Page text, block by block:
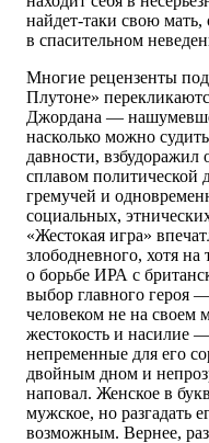
найдет-таки свою мать,
в спасительном
Многие рецензенты
Плутоне»
Джордана —
насколько можно
давности, взбудоражил
сплавом политической
гремучей и
социальных,
«Жестокая игра»
злободневного, хотя
о борьбе ИРА с
выбор главного героя
человеком не на своем
жестокость и насилие
непременные для его
двойным дном и
наповал. Женское в
мужское, но разгадать
возможным. Вернее,